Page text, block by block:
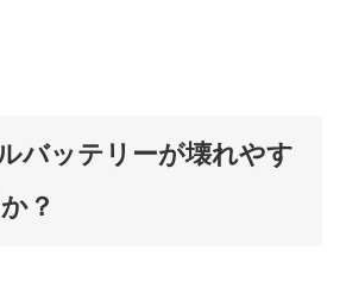
バッテリーが壊れやす
？